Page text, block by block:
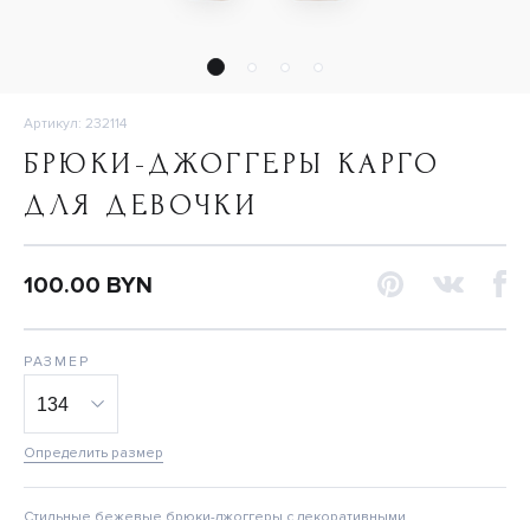
Артикул: 232114
БРЮКИ-ДЖОГГЕРЫ КАРГО
ДЛЯ ДЕВОЧКИ
100.00 BYN
РАЗМЕР
Определить размер